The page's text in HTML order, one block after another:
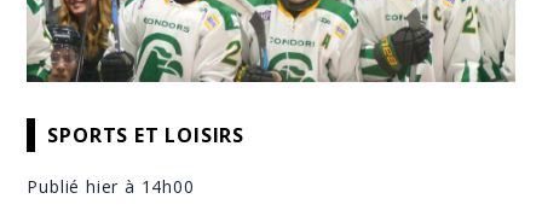
SPORTS ET LOISIRS
Publié hier à 14h00